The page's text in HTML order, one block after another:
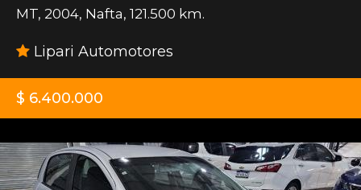
MT, 2004, Nafta, 121.500 km.
Lipari Automotores
$ 6.400.000